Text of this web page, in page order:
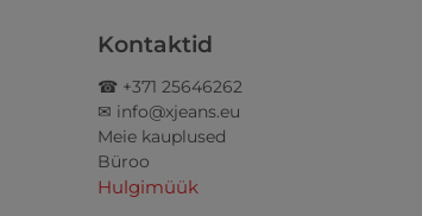
Kontaktid
☎ +371 25646262
✉ info@xjeans.eu
Meie kauplused
Büroo
Hulgimüük